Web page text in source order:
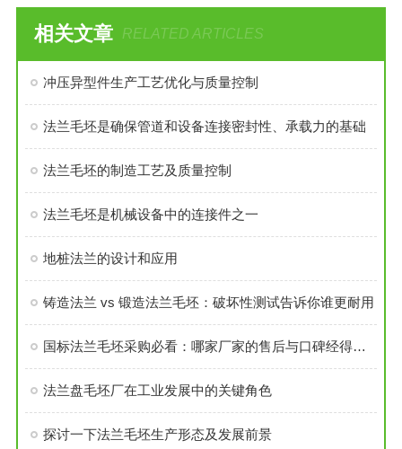
相关文章 RELATED ARTICLES
冲压异型件生产工艺优化与质量控制
法兰毛坯是确保管道和设备连接密封性、承载力的基础
法兰毛坯的制造工艺及质量控制
法兰毛坯是机械设备中的连接件之一
地桩法兰的设计和应用
铸造法兰 vs 锻造法兰毛坯：破坏性测试告诉你谁更耐用
国标法兰毛坯采购必看：哪家厂家的售后与口碑经得起考验？
法兰盘毛坯厂在工业发展中的关键角色
探讨一下法兰毛坯生产形态及发展前景